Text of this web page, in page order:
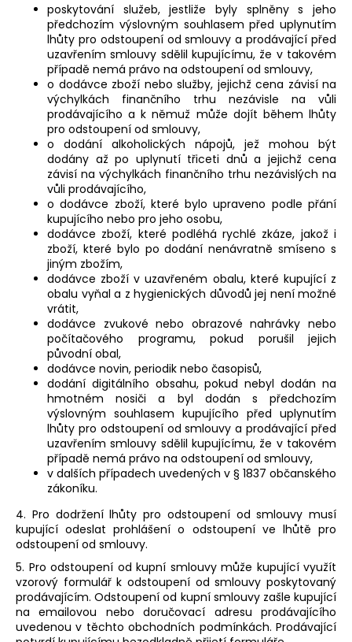
poskytování služeb, jestliže byly splněny s jeho
předchozím výslovným souhlasem před uplynutím
lhůty pro odstoupení od smlouvy a prodávající před
uzavřením smlouvy sdělil kupujícímu, že v takovém
případě nemá právo na odstoupení od smlouvy,
o dodávce zboží nebo služby, jejichž cena závisí na
výchylkách finančního trhu nezávisle na vůli
prodávajícího a k němuž může dojít během lhůty
pro odstoupení od smlouvy,
o dodání alkoholických nápojů, jež mohou být
dodány až po uplynutí třiceti dnů a jejichž cena
závisí na výchylkách finančního trhu nezávislých na
vůli prodávajícího,
o dodávce zboží, které bylo upraveno podle přání
kupujícího nebo pro jeho osobu,
dodávce zboží, které podléhá rychlé zkáze, jakož i
zboží, které bylo po dodání nenávratně smíseno s
jiným zbožím,
dodávce zboží v uzavřeném obalu, které kupující z
obalu vyňal a z hygienických důvodů jej není možné
vrátit,
dodávce zvukové nebo obrazové nahrávky nebo
počítačového programu, pokud porušil jejich
původní obal,
dodávce novin, periodik nebo časopisů,
dodání digitálního obsahu, pokud nebyl dodán na
hmotném nosiči a byl dodán s předchozím
výslovným souhlasem kupujícího před uplynutím
lhůty pro odstoupení od smlouvy a prodávající před
uzavřením smlouvy sdělil kupujícímu, že v takovém
případě nemá právo na odstoupení od smlouvy,
v dalších případech uvedených v § 1837 občanského
zákoníku.
4. Pro dodržení lhůty pro odstoupení od smlouvy musí
kupující odeslat prohlášení o odstoupení ve lhůtě pro
odstoupení od smlouvy.
5. Pro odstoupení od kupní smlouvy může kupující využít
vzorový formulář k odstoupení od smlouvy poskytovaný
prodávajícím. Odstoupení od kupní smlouvy zašle kupující
na emailovou nebo doručovací adresu prodávajícího
uvedenou v těchto obchodních podmínkách. Prodávající